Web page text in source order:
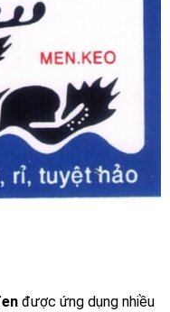
được ứng dụng nhiều